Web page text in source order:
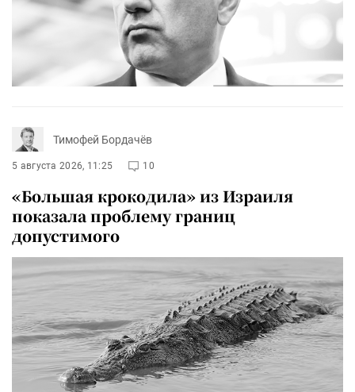
Тимофей Бордачёв
5 августа 2026, 11:25 10
«Большая крокодила» из Израиля
показала проблему границ
допустимого